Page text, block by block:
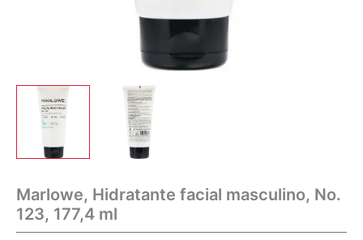
Marlowe, Hidratante facial masculino, No.
123, 177,4 ml